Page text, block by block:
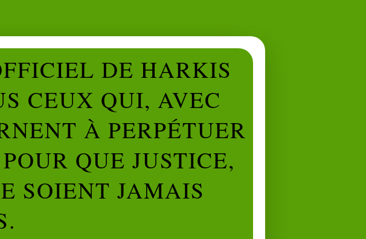
DE HARKIS
CEUX QUI, AVEC
À PERPÉTUER
QUE JUSTICE,
SOIENT JAMAIS